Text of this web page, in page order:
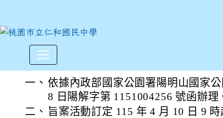
內政部國家公園署陽明山國
一、 依據內政部國家公園署陽明山國家
8 日陽解字第 1151004256 號函辦理
二、 旨案活動訂定 115 年 4 月 10 日 9